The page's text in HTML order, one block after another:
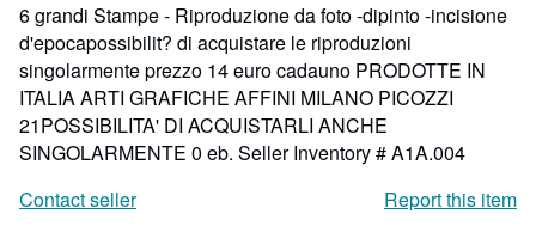
6 grandi Stampe - Riproduzione da foto -dipinto -incisione
d'epocapossibilit? di acquistare le riproduzioni
singolarmente prezzo 14 euro cadauno PRODOTTE IN
ITALIA ARTI GRAFICHE AFFINI MILANO PICOZZI
21POSSIBILITA' DI ACQUISTARLI ANCHE
SINGOLARMENTE 0 eb. Seller Inventory # A1A.004
Contact seller
Report this item